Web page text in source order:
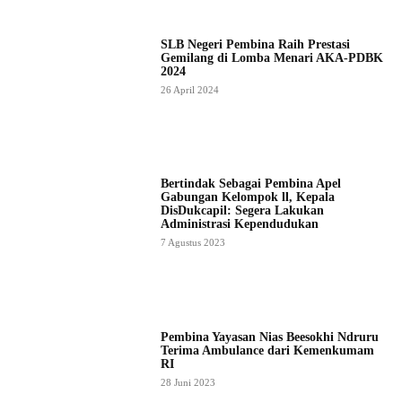
SLB Negeri Pembina Raih Prestasi
Gemilang di Lomba Menari AKA-PDBK
2024
26 April 2024
Bertindak Sebagai Pembina Apel
Gabungan Kelompok ll, Kepala
DisDukcapil: Segera Lakukan
Administrasi Kependudukan
7 Agustus 2023
Pembina Yayasan Nias Beesokhi Ndruru
Terima Ambulance dari Kemenkumam
RI
28 Juni 2023